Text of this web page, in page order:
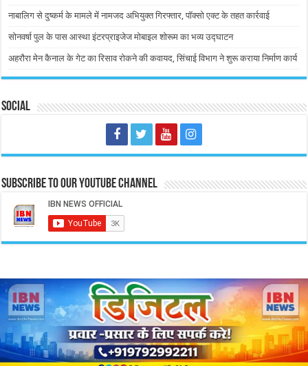
नाबालिग से दुष्कर्म के मामले में नामजद अभियुक्त गिरफ्तार, पॉक्सो एक्ट के तहत कार्रवाई
सोनवर्षा पुल के पास आस्था इंटरप्राइजेज मोबाइल शोरूम का भव्य उद्घाटन
अहरौरा मेन कैनाल के गेट का रिसाव रोकने की कवायद, सिंचाई विभाग ने शुरू कराया निर्माण कार्य
Social
Subscribe to our Youtube Channel